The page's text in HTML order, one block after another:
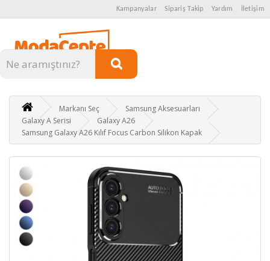
Kampanyalar Sipariş Takip Yardım İletişim
Kategoriler
Markanı Seç
Samsung Aksesuarları
Galaxy A Serisi
Galaxy A26
Samsung Galaxy A26 Kılıf Focus Carbon Silikon Kapak